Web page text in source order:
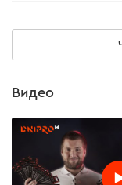
Видео